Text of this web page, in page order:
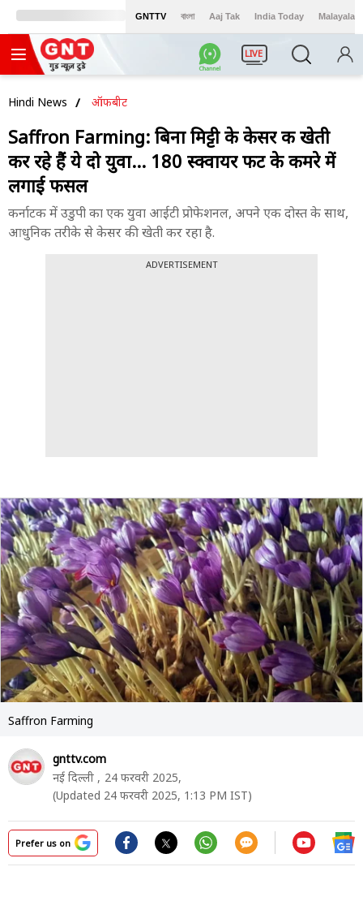
GNTTV বাংলা Aaj Tak India Today Malayalam
LIVE
Hindi News ऑफबीट
Saffron Farming: बिना मिट्टी के केसर की खेती
कर रहे हैं ये दो युवा... 180 स्क्वायर फीट के कमरे में
लगाई फसल
कर्नाटक में उडुपी का एक युवा आईटी प्रोफेशनल, अपने एक दोस्त के साथ,
आधुनिक तरीके से केसर की खेती कर रहा है.
ADVERTISEMENT
Saffron Farming
gnttv.com
नई दिल्ली , 24 फरवरी 2025,
(Updated 24 फरवरी 2025, 1:13 PM IST)
Prefer us on